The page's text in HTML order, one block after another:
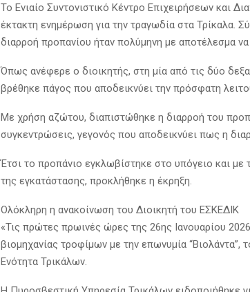
Το Ενιαίο Συντονιστικό Κέντρο Επιχειρήσεων και
έκτακτη ενημέρωση για την τραγωδία στα Τρίκαλα.
διαρροή προπανίου ήταν πολύμηνη με αποτέλεσμα
Όπως ανέφερε ο διοικητής, στη μία από τις δύο
βρέθηκε πάγος που αποδεικνύει την πρόσφατη
Με χρήση αζώτου, διαπιστώθηκε η διαρροή του
συγκεντρώσεις, γεγονός που αποδεικνύει πως η
Έτσι το προπάνιο εγκλωβίστηκε στο υπόγειο και
της εγκατάστασης, προκλήθηκε η έκρηξη.
Ολόκληρη η ανακοίνωση του Διοικητή του EΣKEΔIK
«Τις πρώτες πρωινές ώρες της 26ης Ιανουαρίου
βιομηχανίας τροφίμων με την επωνυμία “Βιολάντα”,
Ενότητα Τρικάλων.